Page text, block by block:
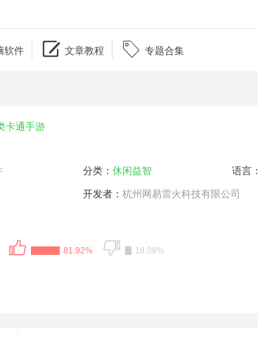
软件  文章教程  专题合集
卡通手游
分类： 休闲益智 语言：
开发者： 杭州网易雷火科技有限公司
81.92% 18.08%